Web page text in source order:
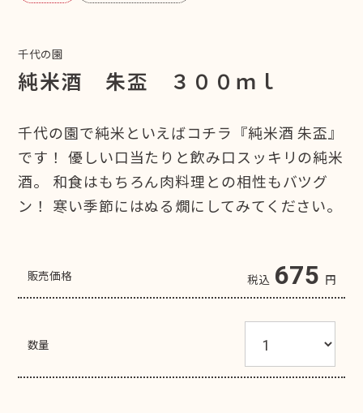
千代の園
純米酒 朱盃 ３００ｍｌ
千代の園で純米といえばコチラ『純米酒 朱盃』
です！ 優しい口当たりと飲み口スッキリの純米
酒。 和食はもちろん肉料理との相性もバツグ
ン！ 寒い季節にはぬる燗にしてみてください。
販売価格 税込 675 円
数量